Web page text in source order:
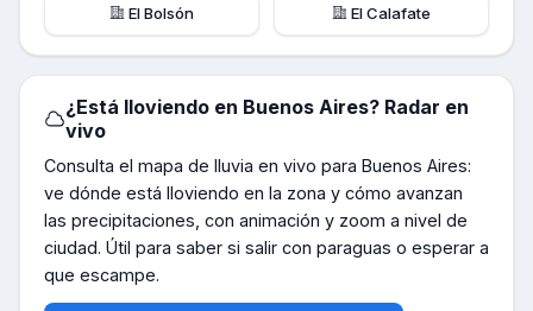
El Bolsón El Calafate
¿Está lloviendo en Buenos Aires? Radar en
vivo
Consulta el mapa de lluvia en vivo para Buenos Aires:
ve dónde está lloviendo en la zona y cómo avanzan
las precipitaciones, con animación y zoom a nivel de
ciudad. Útil para saber si salir con paraguas o esperar a
que escampe.